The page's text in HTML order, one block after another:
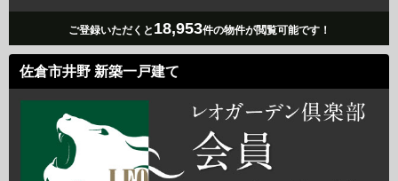
ご登録いただくと 18,953件の物件が閲覧可能です！
佐倉市井野 新築一戸建て